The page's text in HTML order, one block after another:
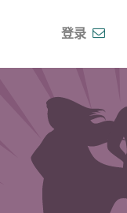
登录